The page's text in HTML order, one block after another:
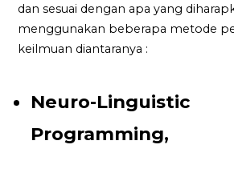
dan sesuai dengan apa yang
menggunakan beberapa metode
keilmuan diantaranya :
Neuro-Linguistic
Programming,